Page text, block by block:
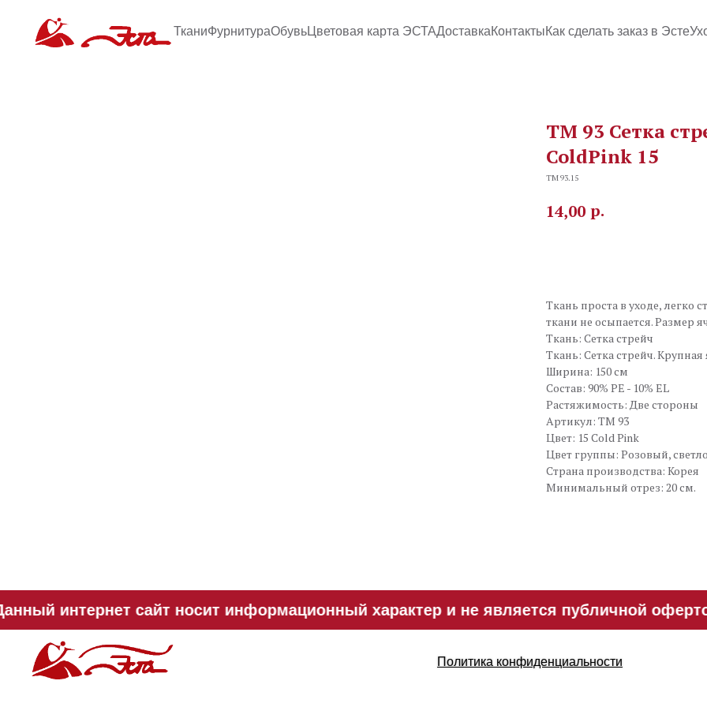
ТканиФурнитураОбувьЦветовая карта ЭСТАДоставкаКонтактыКак сделать заказ в Эсте
TM 93 Сетка
ColdPink 15
TM 93.15
14,00 р.
Ткань проста в уходе, легко
ткани не осыпается. Размер
Ткань: Сетка стрейч
Ткань: Сетка стрейч. Крупная
Ширина: 150 см
Состав: 90% PE - 10% EL
Растяжимость: Две стороны
Артикул: TM 93
Цвет: 15 Cold Pink
Цвет группы: Розовый,
Страна производства: Корея
Минимальный отрез: 20 см.
интернет сайт носит информационный характер и не является публичной
Политика конфиденциальности